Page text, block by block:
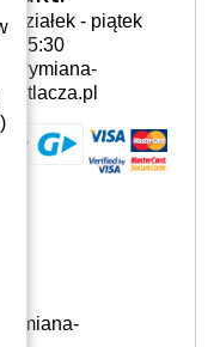
- piątek
- 15:30
)